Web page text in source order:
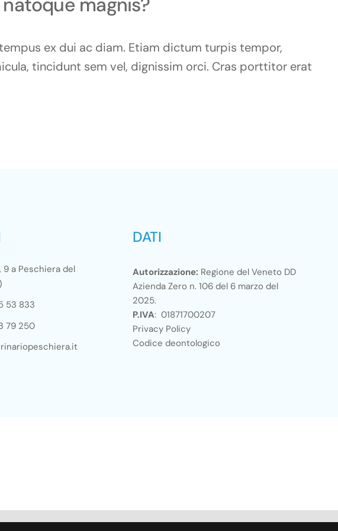
ex dui ac diam. Etiam dictum turpis tempor,
tincidunt sem vel, dignissim orci. Cras porttitor erat
9 a Peschiera del
53 833
79 250
DATI
Autorizzazione: Regione del Veneto DD
Azienda Zero n. 106 del 6 marzo del
2025.
P.IVA: 01871700207
Privacy Policy
Codice deontologico